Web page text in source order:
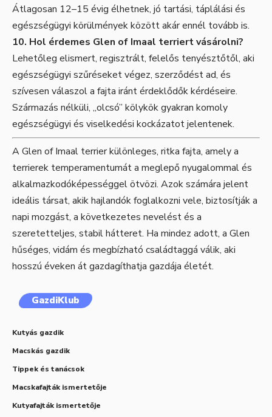
Átlagosan 12–15 évig élhetnek, jó tartási, táplálási és
egészségügyi körülmények között akár ennél tovább is.
10. Hol érdemes Glen of Imaal terriert vásárolni?
Lehetőleg elismert, regisztrált, felelős tenyésztőtől, aki
egészségügyi szűréseket végez, szerződést ad, és
szívesen válaszol a fajta iránt érdeklődők kérdéseire.
Származás nélküli, „olcsó” kölykök gyakran komoly
egészségügyi és viselkedési kockázatot jelentenek.
A Glen of Imaal terrier különleges, ritka fajta, amely a
terrierek temperamentumát a meglepő nyugalommal és
alkalmazkodóképességgel ötvözi. Azok számára jelent
ideális társat, akik hajlandók foglalkozni vele, biztosítják a
napi mozgást, a következetes nevelést és a
szeretetteljes, stabil hátteret. Ha mindez adott, a Glen
hűséges, vidám és megbízható családtaggá válik, aki
hosszú éveken át gazdagíthatja gazdája életét.
GazdiKlub
Kutyás gazdik
Macskás gazdik
Tippek és tanácsok
Macskafajták ismertetője
Kutyafajták ismertetője